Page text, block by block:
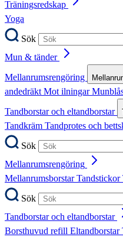
Träningsredskap
Yoga
Sök
Mun & tänder
Mellanrumsrengöring
andedräktMot ilningar
Tandborstar och eltandborstar
Tandkräm Tandprotes och
Sök
Mellanrumsrengöring
MellanrumsborstarTandstickor
Sök
Tandborstar och eltandborstar
Borsthuvud refill Eltandborstar